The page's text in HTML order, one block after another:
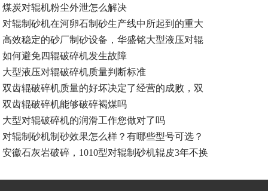
煤炭对辊机粉尘外泄怎么解决
对辊制砂机在河卵石制砂生产线中所起到的重大
高效稳定的砂厂制砂设备，华盛铭大型液压对辊
如何避免四辊破碎机发生故障
大型液压对辊破碎机质量判断标准
双齿辊破碎机质量的好坏决定了经营的成败，双
双齿辊破碎机能够破碎褐煤吗
大型对辊破碎机的润滑工作您做对了吗
对辊制砂机制砂效果怎么样？有哪些型号可选？
安徽石灰岩破碎，1010型对辊制砂机辊皮3年不换